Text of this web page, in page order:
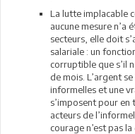
La lutte implacable
aucune mesure n’a
secteurs, elle doit
salariale : un
corruptible que s’il
de mois. L’argent
informelles et une
s’imposent pour en
acteurs de
courage n’est pas